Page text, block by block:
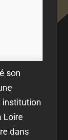
son
institution
Loire
dans